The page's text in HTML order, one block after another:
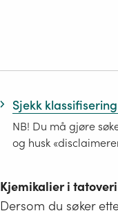
Sjekk
NB! Du må gjøre
og husk
Kjemikalier i
Dersom du søker